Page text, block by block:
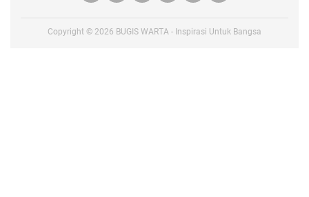
Copyright © 2026 BUGIS WARTA - Inspirasi Untuk Bangsa